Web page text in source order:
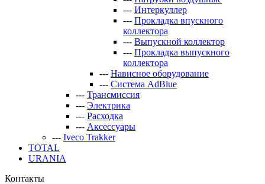
--- Интеркуллер
--- Прокладка впускного
коллектора
--- Выпускной коллектор
--- Прокладка выпускного
коллектора
--- Нависное оборудование
--- Система AdBlue
--- Трансмиссия
--- Электрика
--- Расходка
--- Аксессуары
--- Iveco Trakker
TOTAL
URANIA
Контакты